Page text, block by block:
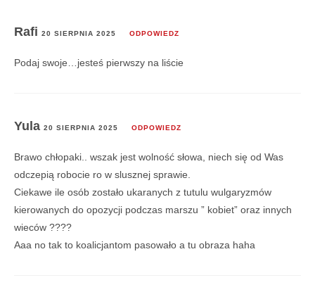
Rafi 20 SIERPNIA 2025 ODPOWIEDZ
Podaj swoje…jesteś pierwszy na liście
Yula 20 SIERPNIA 2025 ODPOWIEDZ
Brawo chłopaki.. wszak jest wolność słowa, niech się od Was
odczepią robocie ro w slusznej sprawie.
Ciekawe ile osób zostało ukaranych z tutulu wulgaryzmów
kierowanych do opozycji podczas marszu ” kobiet” oraz innych
wieców ????
Aaa no tak to koalicjantom pasowało a tu obraza haha